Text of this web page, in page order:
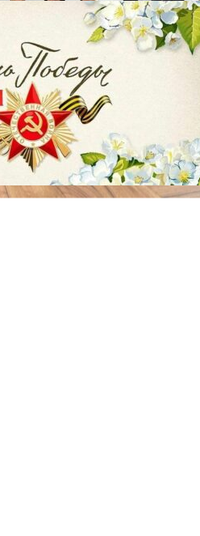
ПАЙДАЛАНУУГА БЕРИЛЕТ
07.08.2025
Улуу Жеңиштин жандуу
29.04.2025
Награды в преддверии
29.04.2025